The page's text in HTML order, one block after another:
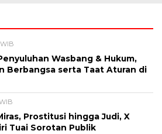
Wasbang & Hukum,
Berbangsa serta Taat Aturan di
Prostitusi hingga Judi, X
Tuai Sorotan Publik